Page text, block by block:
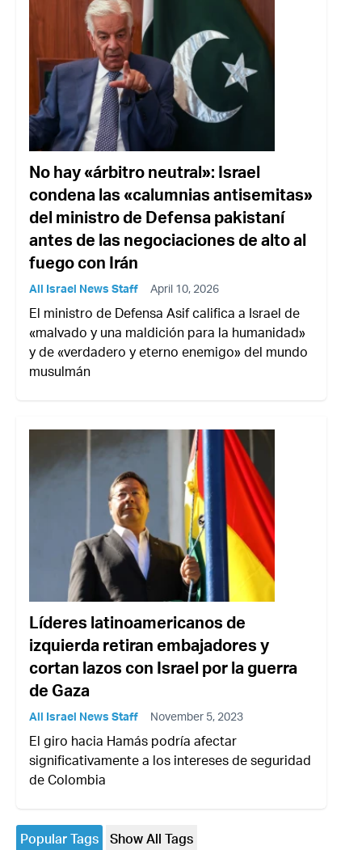
No hay «árbitro neutral»: Israel
condena las «calumnias antisemitas»
del ministro de Defensa pakistaní
antes de las negociaciones de alto al
fuego con Irán
All Israel News Staff April 10, 2026
El ministro de Defensa Asif califica a Israel de
«malvado y una maldición para la humanidad»
y de «verdadero y eterno enemigo» del mundo
musulmán
Líderes latinoamericanos de
izquierda retiran embajadores y
cortan lazos con Israel por la guerra
de Gaza
All Israel News Staff November 5, 2023
El giro hacia Hamás podría afectar
significativamente a los intereses de seguridad
de Colombia
Popular Tags Show All Tags